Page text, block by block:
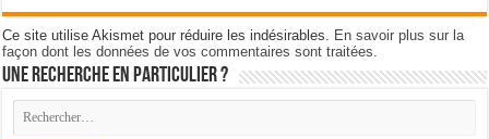
Ce site utilise Akismet pour réduire les indésirables. En savoir plus sur la
façon dont les données de vos commentaires sont traitées.
Une recherche en particulier ?